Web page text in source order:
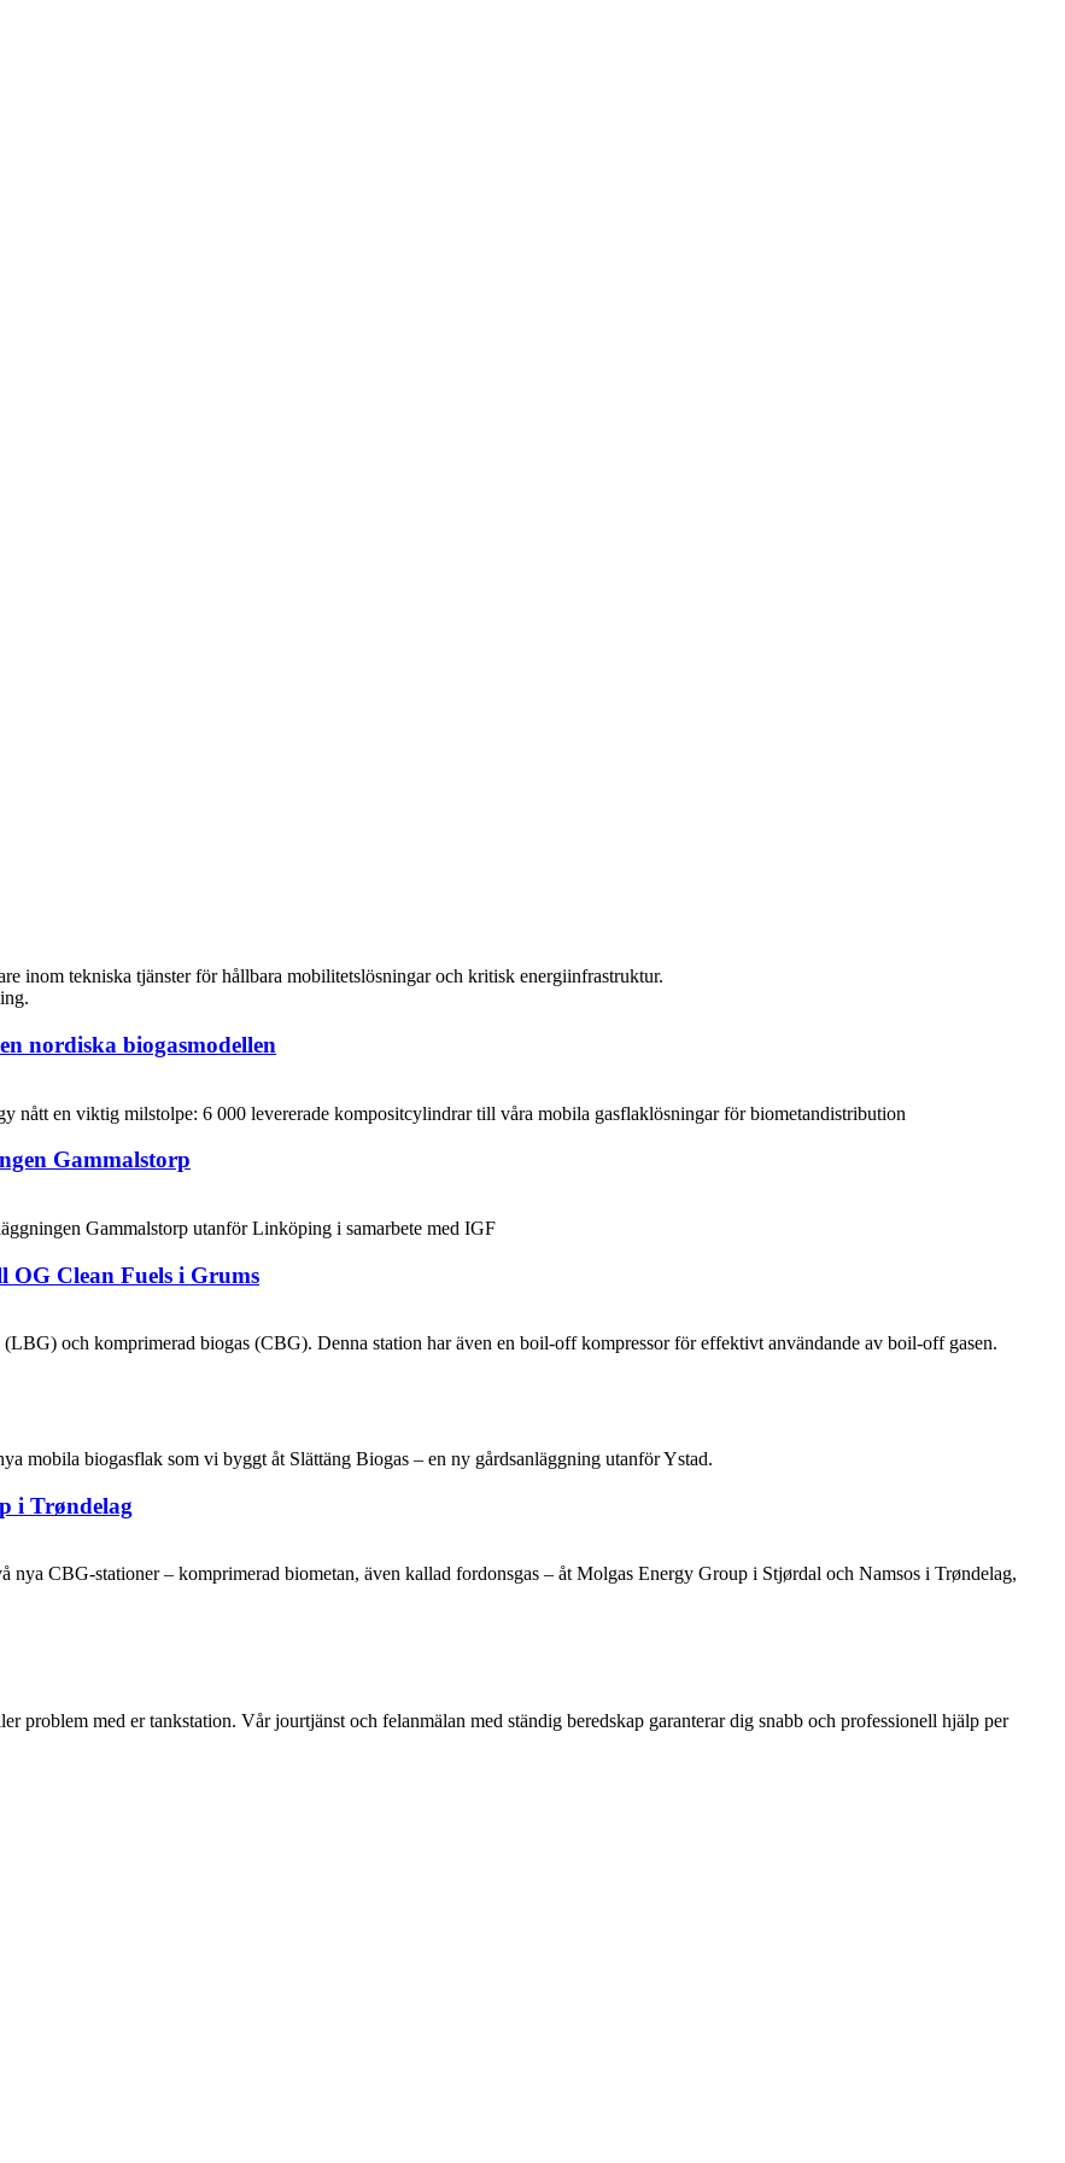
inom tekniska tjänster för hållbara mobilitetslösningar och kritisk energiinfrastruktur.
nordiska biogasmodellen
nått en viktig milstolpe: 6 000 levererade kompositcylindrar till våra mobila gasflaklösningar för biometandistribution
Gammalstorp
Gammalstorp utanför Linköping i samarbete med IGF
Clean Fuels i Grums
och komprimerad biogas (CBG). Denna station har även en boil-off kompressor för effektivt användande av boil-off gasen.
mobila biogasflak som vi byggt åt Slättäng Biogas – en ny gårdsanläggning utanför Ystad.
i Trøndelag
CBG‑stationer – komprimerad biometan, även kallad fordonsgas – åt Molgas Energy Group i Stjørdal och Namsos i Trøndelag,
problem med er tankstation. Vår jourtjänst och felanmälan med ständig beredskap garanterar dig snabb och professionell hjälp per